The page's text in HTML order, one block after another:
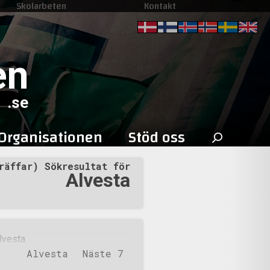
Skolarbeten Kontakt
.se
Stöd oss Sök
efter:
Sökresultat för
Alvesta
Alvesta Näste 7